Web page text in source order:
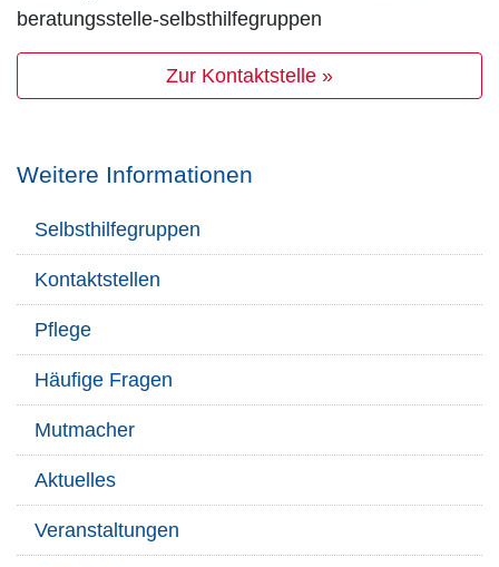
beratungsstelle-selbsthilfegruppen
Zur Kontaktstelle »
Weitere Informationen
Selbsthilfegruppen
Kontaktstellen
Pflege
Häufige Fragen
Mutmacher
Aktuelles
Veranstaltungen